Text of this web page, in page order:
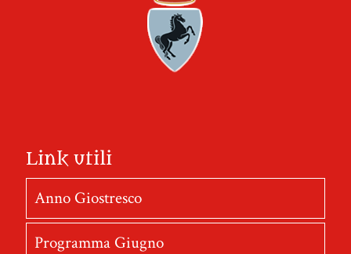
Link utili
Anno Giostresco
Programma Giugno